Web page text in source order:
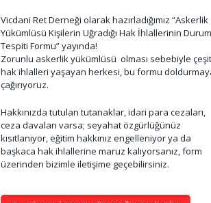
Vicdani Ret Derneği olarak hazırladığımız “Askerlik
Yükümlüsü Kişilerin Uğradığı Hak İhlallerinin Durum
Tespiti Formu” yayında!
Zorunlu askerlik yükümlüsü olması sebebiyle
hak ihlalleri yaşayan herkesi, bu formu
çağırıyoruz.
Hakkınızda tutulan tutanaklar, idari para cezaları,
ceza davaları varsa; seyahat özgürlüğünüz
kısıtlanıyor, eğitim hakkınız engelleniyor ya da
başkaca hak ihlallerine maruz kalıyorsanız, form
üzerinden bizimle iletişime geçebilirsiniz.